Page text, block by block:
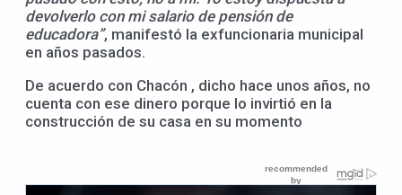
devolverlo con mi salario de pensión de
educadora”, manifestó la exfuncionaria municipal
en años pasados.
De acuerdo con Chacón , dicho hace unos años, no
cuenta con ese dinero porque lo invirtió en la
construcción de su casa en su momento